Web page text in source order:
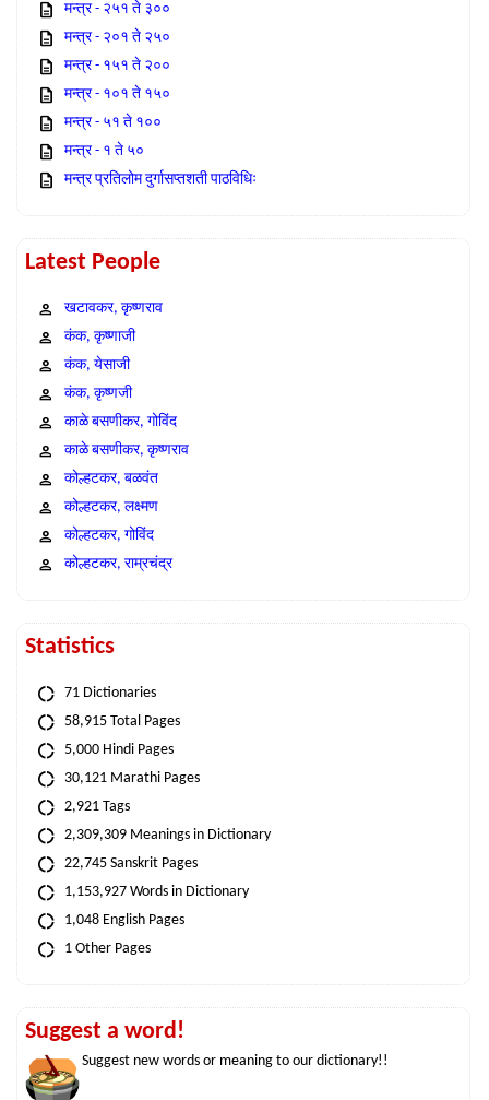
मन्त्र - २५१ ते ३००
मन्त्र - २०१ ते २५०
मन्त्र - १५१ ते २००
मन्त्र - १०१ ते १५०
मन्त्र - ५१ ते १००
मन्त्र - १ ते ५०
मन्त्र प्रतिलोम दुर्गासप्तशती पाठविधिः
Latest People
खटावकर, कृष्णराव
कंक, कृष्णाजी
कंक, येसाजी
कंक, कृष्णजी
काळे बसणीकर, गोविंद
काळे बसणीकर, कृष्णराव
कोल्हटकर, बळवंत
कोल्हटकर, लक्ष्मण
कोल्हटकर, गोविंद
कोल्हटकर, राम्रचंद्र
Statistics
71 Dictionaries
58,915 Total Pages
5,000 Hindi Pages
30,121 Marathi Pages
2,921 Tags
2,309,309 Meanings in Dictionary
22,745 Sanskrit Pages
1,153,927 Words in Dictionary
1,048 English Pages
1 Other Pages
Suggest a word!
Suggest new words or meaning to our dictionary!!